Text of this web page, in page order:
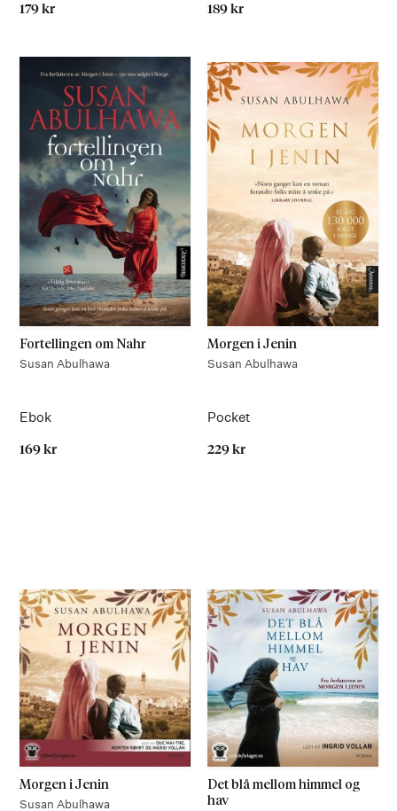
179 kr 189 kr
Susan Abulhawa
Fortellingen om Nahr
Ebok
169 kr
Susan Abulhawa
Morgen i Jenin
Pocket
229 kr
Susan Abulhawa
Morgen i Jenin
Det blå mellom himmel og
hav